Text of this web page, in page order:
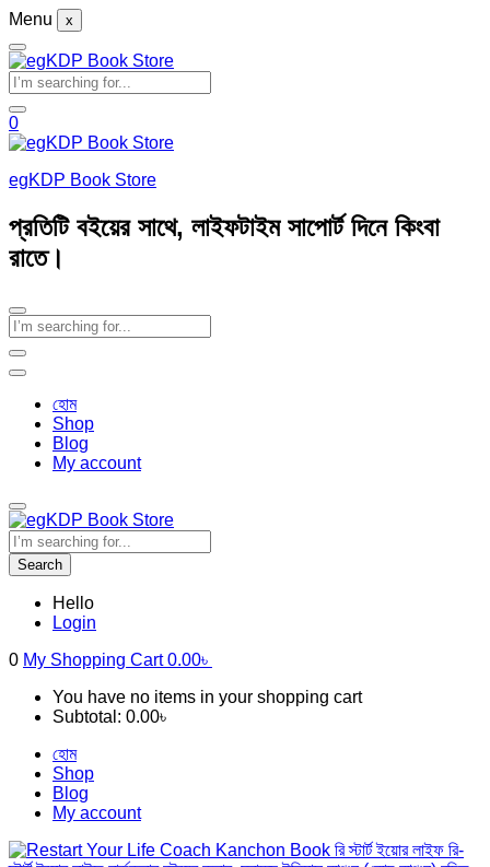
Menu x
0
egKDP Book Store
প্রতিটি বইয়ের সাথে, লাইফটাইম সাপোর্ট দিনে কিংবা
রাতে।
হোম
Shop
Blog
My account
Search
Hello
Login
0 My Shopping Cart0.00৳
You have no items in your shopping cart
Subtotal: 0.00৳
হোম
Shop
Blog
My account